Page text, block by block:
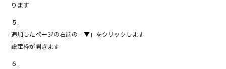
ります
５．
追加したページの右端の「▼」をクリックします
→設定枠が開きます
６．